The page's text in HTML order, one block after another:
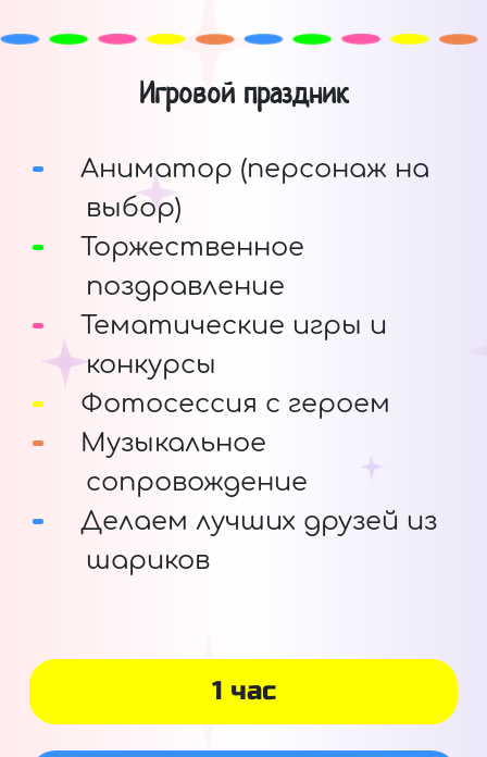
Игровой праздник
Аниматор (персонаж на
выбор)
Торжественное
поздравление
Тематические игры и
конкурсы
Фотосессия с героем
Музыкальное
сопровождение
Делаем лучших друзей из
шариков
1 час